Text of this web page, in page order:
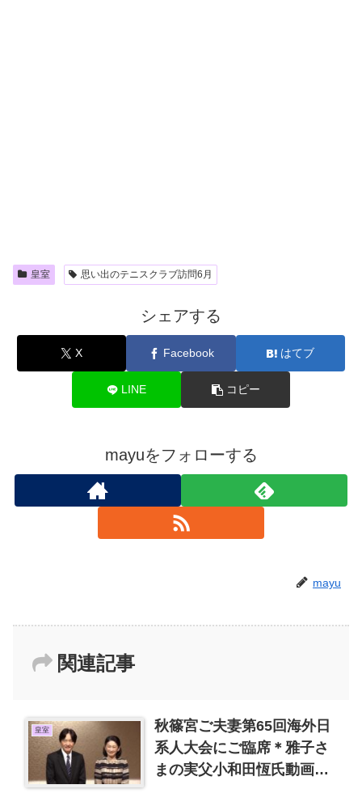
皇室 思い出のテニスクラブ訪問6月
シェアする
X Facebook はてブ
LINE コピー
mayuをフォローする
mayu
関連記事
皇室
秋篠宮ご夫妻第65回海外日
系人大会にご臨席＊雅子さ
まの実父小和田恆氏動画で